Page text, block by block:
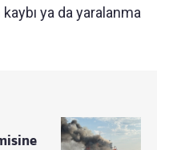
ya da yaralanma